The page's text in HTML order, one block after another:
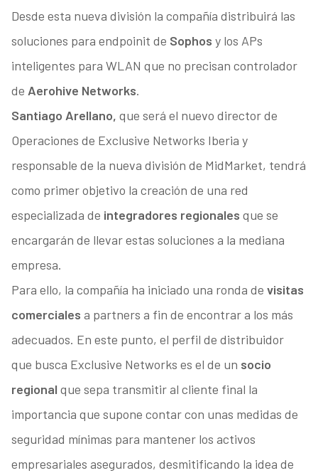
Desde esta nueva división la compañía distribuirá las
soluciones para endpoinit de Sophos y los APs
inteligentes para WLAN que no precisan controlador
de Aerohive Networks.
Santiago Arellano, que será el nuevo director de
Operaciones de Exclusive Networks Iberia y
responsable de la nueva división de MidMarket, tendrá
como primer objetivo la creación de una red
especializada de integradores regionales que se
encargarán de llevar estas soluciones a la mediana
empresa.
Para ello, la compañía ha iniciado una ronda de visitas
comerciales a partners a fin de encontrar a los más
adecuados. En este punto, el perfil de distribuidor
que busca Exclusive Networks es el de un socio
regional que sepa transmitir al cliente final la
importancia que supone contar con unas medidas de
seguridad mínimas para mantener los activos
empresariales asegurados, desmitificando la idea de